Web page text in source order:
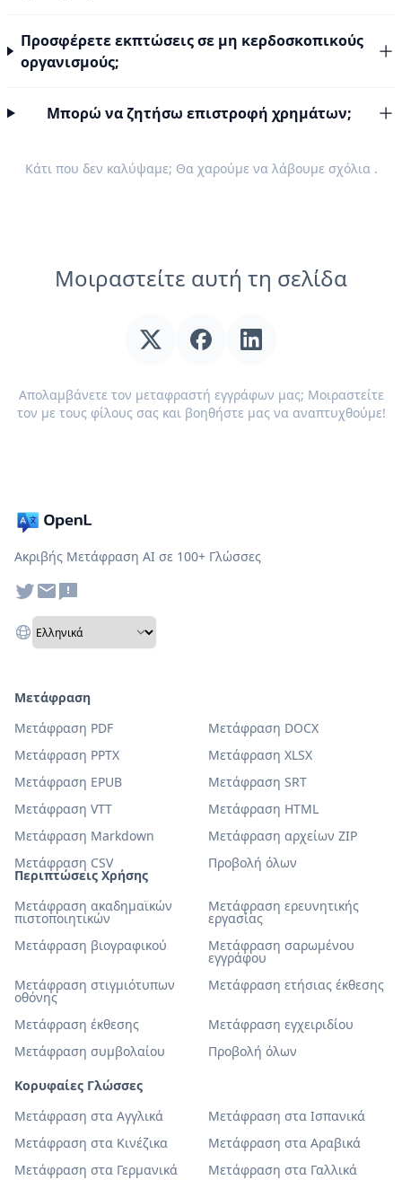
Προσφέρετε εκπτώσεις σε μη κερδοσκοπικούς
οργανισμούς;
Μπορώ να ζητήσω επιστροφή χρημάτων;
Κάτι που δεν καλύψαμε; Θα χαρούμε να λάβουμε σχόλια.
Μοιραστείτε αυτή τη σελίδα
Απολαμβάνετε τον μεταφραστή εγγράφων μας; Μοιραστείτε
τον με τους φίλους σας και βοηθήστε μας να αναπτυχθούμε!
Ακριβής Μετάφραση AI σε 100+ Γλώσσες
Περιπτώσεις Χρήσης
Μετάφραση ακαδημαϊκών
πιστοποιητικών
Μετάφραση ερευνητικής
εργασίας
Μετάφραση βιογραφικού
Μετάφραση σαρωμένου
εγγράφου
Μετάφραση στιγμιότυπων
οθόνης
Μετάφραση ετήσιας έκθεσης
Μετάφραση έκθεσης
Μετάφραση εγχειριδίου
Μετάφραση συμβολαίου
Προβολή όλων
Κορυφαίες Γλώσσες
Μετάφραση στα Αγγλικά
Μετάφραση στα Ισπανικά
Μετάφραση στα Κινέζικα
Μετάφραση στα Αραβικά
Μετάφραση στα Γερμανικά
Μετάφραση στα Γαλλικά
Μετάφραση
Μετάφραση PDF
Μετάφραση DOCX
Μετάφραση PPTX
Μετάφραση XLSX
Μετάφραση EPUB
Μετάφραση SRT
Μετάφραση VTT
Μετάφραση HTML
Μετάφραση Markdown
Μετάφραση αρχείων ZIP
Μετάφραση CSV
Προβολή όλων